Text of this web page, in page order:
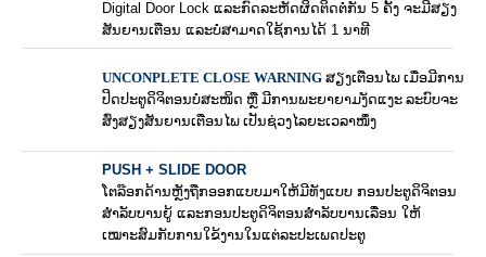
Digital Door Lock ແລະກົດລະຫັດຜິດຕິດຕໍ່ກັນ 5 ຄັ້ງ ຈະມີສຽງ
ສັນຍານເຕືອນ ແລະບໍ່ສາມາດໃຊ້ການໄດ້ 1 ນາທີ
UNCONPLETE CLOSE WARNINGສຽງເຕືອນໄພ ເມື່ອມີການ
ປິດປະຕູດິຈິຕອນບໍ່ສະໜິດ ຫຼື ມີການພະຍາຍາມງັດແງະ ລະບົບຈະ
ສົ່ງສຽງສັນຍານເຕືອນໄພ ເປັນຊ່ວງໄລຍະເວລາໜຶ່ງ
PUSH + SLIDE DOOR
ໂຕລ໊ອກດ້ານຫຼັງຖືກອອກແບບມາໃຫ້ມີທັງແບບ ກອນປະຕູດິຈິຕອນ
ສຳລັບບານຍູ້ ແລະກອນປະຕູດິຈິຕອນສຳລັບບານເລື່ອນ ໃຫ້
ເໝາະສົມກັບການໃຂ້ງານໃນແຕ່ລະປະເພດປະຕູ